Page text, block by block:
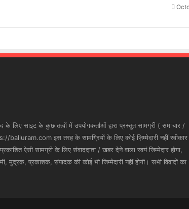
के लिए साइट के कुछ तत्वों में उपयोगकर्ताओं द्वारा प्रस्तुत सामग्री ( समाचार /
balluram.com इस तरह के सामग्रियों के लिए कोई ज़िम्मेदारी नहीं स्वीकार
ऐसी सामग्री के लिए संवाददाता / खबर देने वाला स्वयं जिम्मेदार होगा,
प्रकाशक, संपादक की कोई भी जिम्मेदारी नहीं होगी। सभी विवादों का